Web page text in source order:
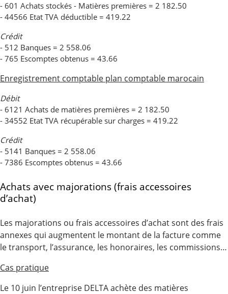
- 601 Achats stockés - Matières premières = 2 182.50
- 44566 Etat TVA déductible = 419.22
Crédit
- 512 Banques = 2 558.06
- 765 Escomptes obtenus = 43.66
Enregistrement comptable plan comptable marocain
Débit
- 6121 Achats de matières premières = 2 182.50
- 34552 Etat TVA récupérable sur charges = 419.22
Crédit
- 5141 Banques = 2 558.06
- 7386 Escomptes obtenus = 43.66
Achats avec majorations (frais accessoires
d’achat)
Les majorations ou frais accessoires d’achat sont des frais
annexes qui augmentent le montant de la facture comme
le transport, l’assurance, les honoraires, les commissions…
Cas pratique
Le 10 juin l’entreprise DELTA achète des matières